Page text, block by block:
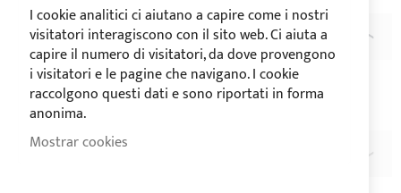
DESCRIPCIÓN
Base 90°deacero inoxidableAISI 316 para tubo
Ø22/25mm.
I cookie analitici ci aiutano a capire come i nostri
visitatori interagiscono con il sito web. Ci aiuta a
capire il numero di visitatori, da dove provengono
i visitatori e le pagine che navigano. I cookie
raccolgono questi dati e sono riportati in forma
anonima.
Mostrar cookies